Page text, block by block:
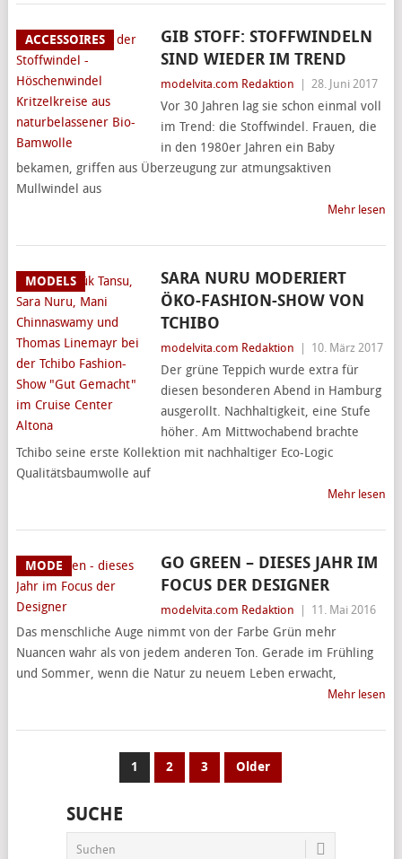
ACCESSOIRES
GIB STOFF: STOFFWINDELN
SIND WIEDER IM TREND
modelvita.com Redaktion 28. Juni 2017
Vor 30 Jahren lag sie schon einmal voll
im Trend: die Stoffwindel. Frauen, die
in den 1980er Jahren ein Baby
bekamen, griffen aus Überzeugung zur atmungsaktiven
Mullwindel aus
Mehr lesen
MODELS
SARA NURU MODERIERT
ÖKO-FASHION-SHOW VON
TCHIBO
modelvita.com Redaktion 10. März 2017
Der grüne Teppich wurde extra für
diesen besonderen Abend in Hamburg
ausgerollt. Nachhaltigkeit, eine Stufe
höher. Am Mittwochabend brachte
Tchibo seine erste Kollektion mit nachhaltiger Eco-Logic
Qualitätsbaumwolle auf
Mehr lesen
MODE
GO GREEN – DIESES JAHR IM
FOCUS DER DESIGNER
modelvita.com Redaktion 11. Mai 2016
Das menschliche Auge nimmt von der Farbe Grün mehr
Nuancen wahr als von jedem anderen Ton. Gerade im Frühling
und Sommer, wenn die Natur zu neuem Leben erwacht,
Mehr lesen
SEITENNUMMERIERUNG
BEITRÄGE
1 2 3 Older
SUCHE